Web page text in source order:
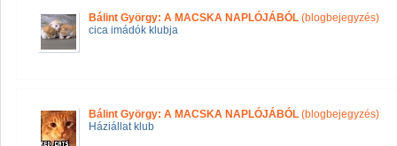
Bálint György: A MACSKA NAPLÓJÁBÓL (blogbejegyzés)
cica imádók klubja
Bálint György: A MACSKA NAPLÓJÁBÓL (blogbejegyzés)
Háziállat klub